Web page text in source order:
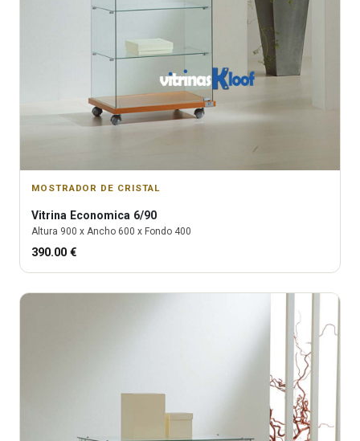
MOSTRADOR DE CRISTAL
Vitrina Economica 6/90
Altura 900 x Ancho 600 x Fondo 400
390.00 €